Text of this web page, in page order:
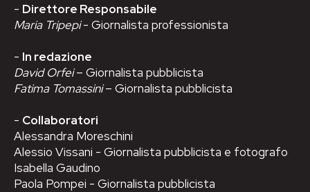
- Direttore Responsabile
Maria Tripepi- Giornalista professionista
- In redazione
David Orfei– Giornalista pubblicista
Fatima Tomassini– Giornalista pubblicista
- Collaboratori
Alessandra Moreschini
Alessio Vissani - Giornalista pubblicista e fotografo
Isabella Gaudino
Paola Pompei - Giornalista pubblicista